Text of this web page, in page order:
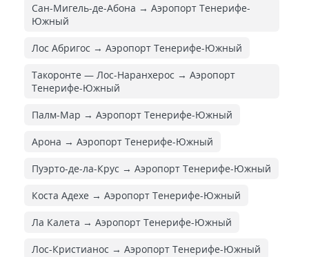
Сан-Мигель-де-Абона → Аэропорт Тенерифе-
Южный
Лос Абригос → Аэропорт Тенерифе-Южный
Такоронте — Лос-Наранхерос → Аэропорт
Тенерифе-Южный
Палм-Мар → Аэропорт Тенерифе-Южный
Арона → Аэропорт Тенерифе-Южный
Пуэрто-де-ла-Крус → Аэропорт Тенерифе-Южный
Коста Адехе → Аэропорт Тенерифе-Южный
Ла Калета → Аэропорт Тенерифе-Южный
Лос-Кристианос → Аэропорт Тенерифе-Южный